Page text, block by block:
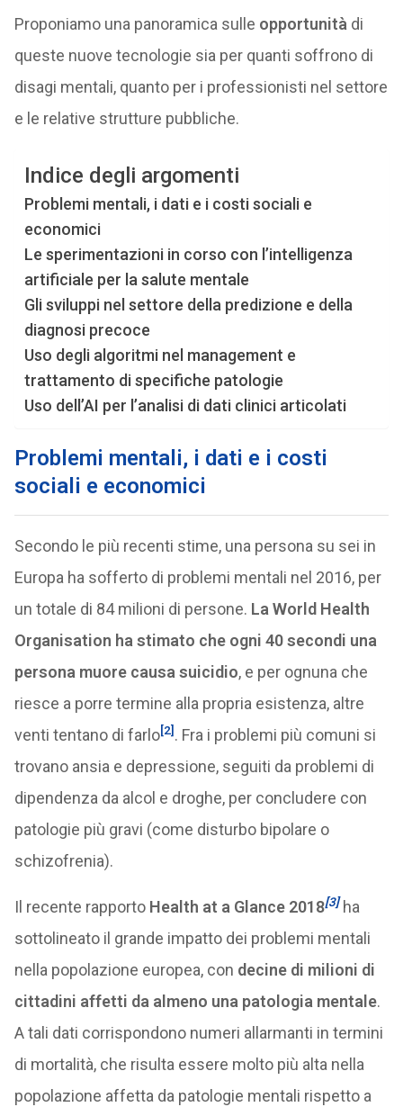
Proponiamo una panoramica sulle opportunità di
queste nuove tecnologie sia per quanti soffrono di
disagi mentali, quanto per i professionisti nel settore
e le relative strutture pubbliche.
Indice degli argomenti
Problemi mentali, i dati e i costi sociali e
economici
Le sperimentazioni in corso con l’intelligenza
artificiale per la salute mentale
Gli sviluppi nel settore della predizione e della
diagnosi precoce
Uso degli algoritmi nel management e
trattamento di specifiche patologie
Uso dell’AI per l’analisi di dati clinici articolati
Problemi mentali, i dati e i costi
sociali e economici
Secondo le più recenti stime, una persona su sei in
Europa ha sofferto di problemi mentali nel 2016, per
un totale di 84 milioni di persone. La World Health
Organisation ha stimato che ogni 40 secondi una
persona muore causa suicidio, e per ognuna che
riesce a porre termine alla propria esistenza, altre
venti tentano di farlo[2] . Fra i problemi più comuni si
trovano ansia e depressione, seguiti da problemi di
dipendenza da alcol e droghe, per concludere con
patologie più gravi (come disturbo bipolare o
schizofrenia).
Il recente rapporto Health at a Glance 2018[3]ha
sottolineato il grande impatto dei problemi mentali
nella popolazione europea, con decine di milioni di
cittadini affetti da almeno una patologia mentale.
A tali dati corrispondono numeri allarmanti in termini
di mortalità, che risulta essere molto più alta nella
popolazione affetta da patologie mentali rispetto a